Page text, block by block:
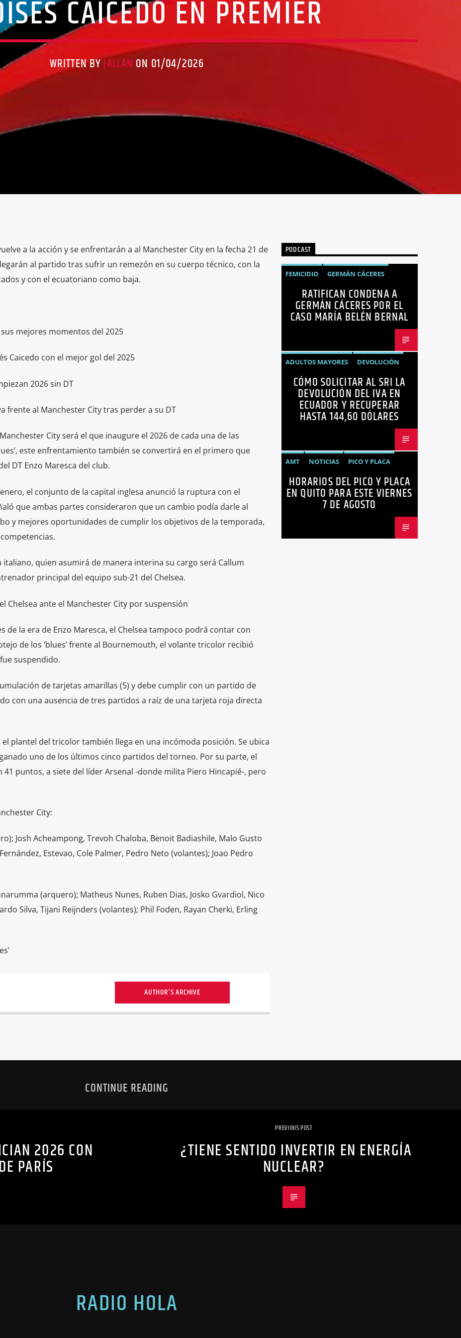
CAICEDO EN PREMIER
WRITTEN BYJALLAN ON 01/04/2026
a la acción y se enfrentarán a al Manchester City en la fecha 21 de
llegarán al partido tras sufrir un remezón en su cuerpo técnico, con la
y con el ecuatoriano como baja.
mejores momentos del 2025
Caicedo con el mejor gol del 2025
2026 sin DT
frente al Manchester City tras perder a su DT
City será el que inaugure el 2026 de cada una de las
este enfrentamiento también se convertirá en el primero que
DT Enzo Maresca del club.
el conjunto de la capital inglesa anunció la ruptura con el
que ambas partes consideraron que un cambio podía darle al
y mejores oportunidades de cumplir los objetivos de la temporada,
italiano, quien asumirá de manera interina su cargo será Callum
principal del equipo sub-21 del Chelsea.
Chelsea ante el Manchester City por suspensión
de la era de Enzo Maresca, el Chelsea tampoco podrá contar con
de los ‘blues’ frente al Bournemouth, el volante tricolor recibió
suspendido.
de tarjetas amarillas (5) y debe cumplir con un partido de
con una ausencia de tres partidos a raíz de una tarjeta roja directa
plantel del tricolor también llega en una incómoda posición. Se ubica
uno de los últimos cinco partidos del torneo. Por su parte, el
41 puntos, a siete del líder Arsenal -donde milita Piero Hincapié-, pero
City:
Josh Acheampong, Trevoh Chaloba, Benoit Badiashile, Malo Gusto
Estevao, Cole Palmer, Pedro Neto (volantes); Joao Pedro
(arquero); Matheus Nunes, Ruben Dias, Josko Gvardiol, Nico
Silva, Tijani Reijnders (volantes); Phil Foden, Rayan Cherki, Erling
AUTHOR'S ARCHIVE
PODCAST
FEMICIDIO
GERMÁN CÁCERES
MARÍA BELÉN BERNAL
NOTICIAS
SEGURIDAD
RATIFICAN CONDENA A
GERMÁN CÁCERES POR EL
CASO MARÍA BELÉN BERNAL
ADULTOS MAYORES
DEVOLUCIÓN
ECUADOR
NEGOCIOS
NOTICIAS
PERSONAS CON DISCAPACIDAD
CÓMO SOLICITAR AL SRI LA
DEVOLUCIÓN DEL IVA EN
ECUADOR Y RECUPERAR
HASTA 144,60 DÓLARES
AMT NOTICIAS
PICO Y PLACA
QUITO
SANCIONES
HORARIOS DEL PICO Y PLACA
EN QUITO PARA ESTE VIERNES
7 DE AGOSTO
CONTINUE READING
2026 CON
PARÍS
PREVIOUS POST
¿TIENE SENTIDO INVERTIR EN ENERGÍA
NUCLEAR?
RADIO HOLA